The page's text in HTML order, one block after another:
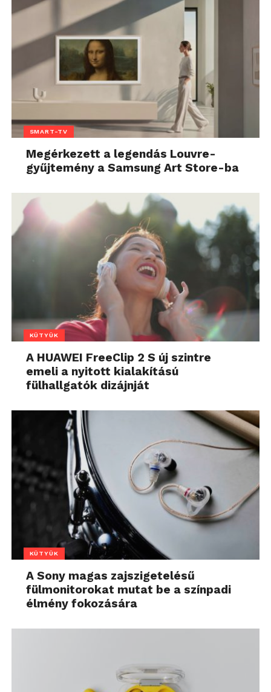
SMART-TV
Megérkezett a legendás Louvre-
gyűjtemény a Samsung Art Store-ba
KÜTYÜK
A HUAWEI FreeClip 2 S új szintre
emeli a nyitott kialakítású
fülhallgatók dizájnját
KÜTYÜK
A Sony magas zajszigetelésű
fülmonitorokat mutat be a színpadi
élmény fokozására